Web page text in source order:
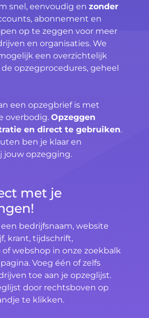
snel, eenvoudig en zonder
abonnement en
op te zeggen voor meer
en organisaties. We
een overzichtelijk
opzegprocedures, geheel
een opzegbrief is met
overbodig. Opzeggen
en direct te gebruiken.
ben je klaar en
jouw opzegging.
met je
bedrijfsnaam, website
krant, tijdschrift,
of webshop in onze zoekbalk
Voeg één of zelfs
toe aan je opzeglijst.
door rechtsboven op
te klikken.